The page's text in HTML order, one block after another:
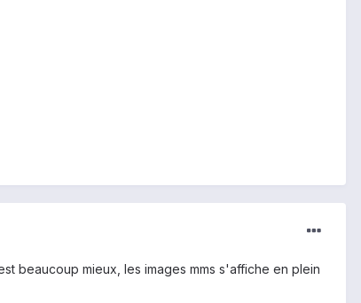
beaucoup mieux, les images mms s'affiche en plein